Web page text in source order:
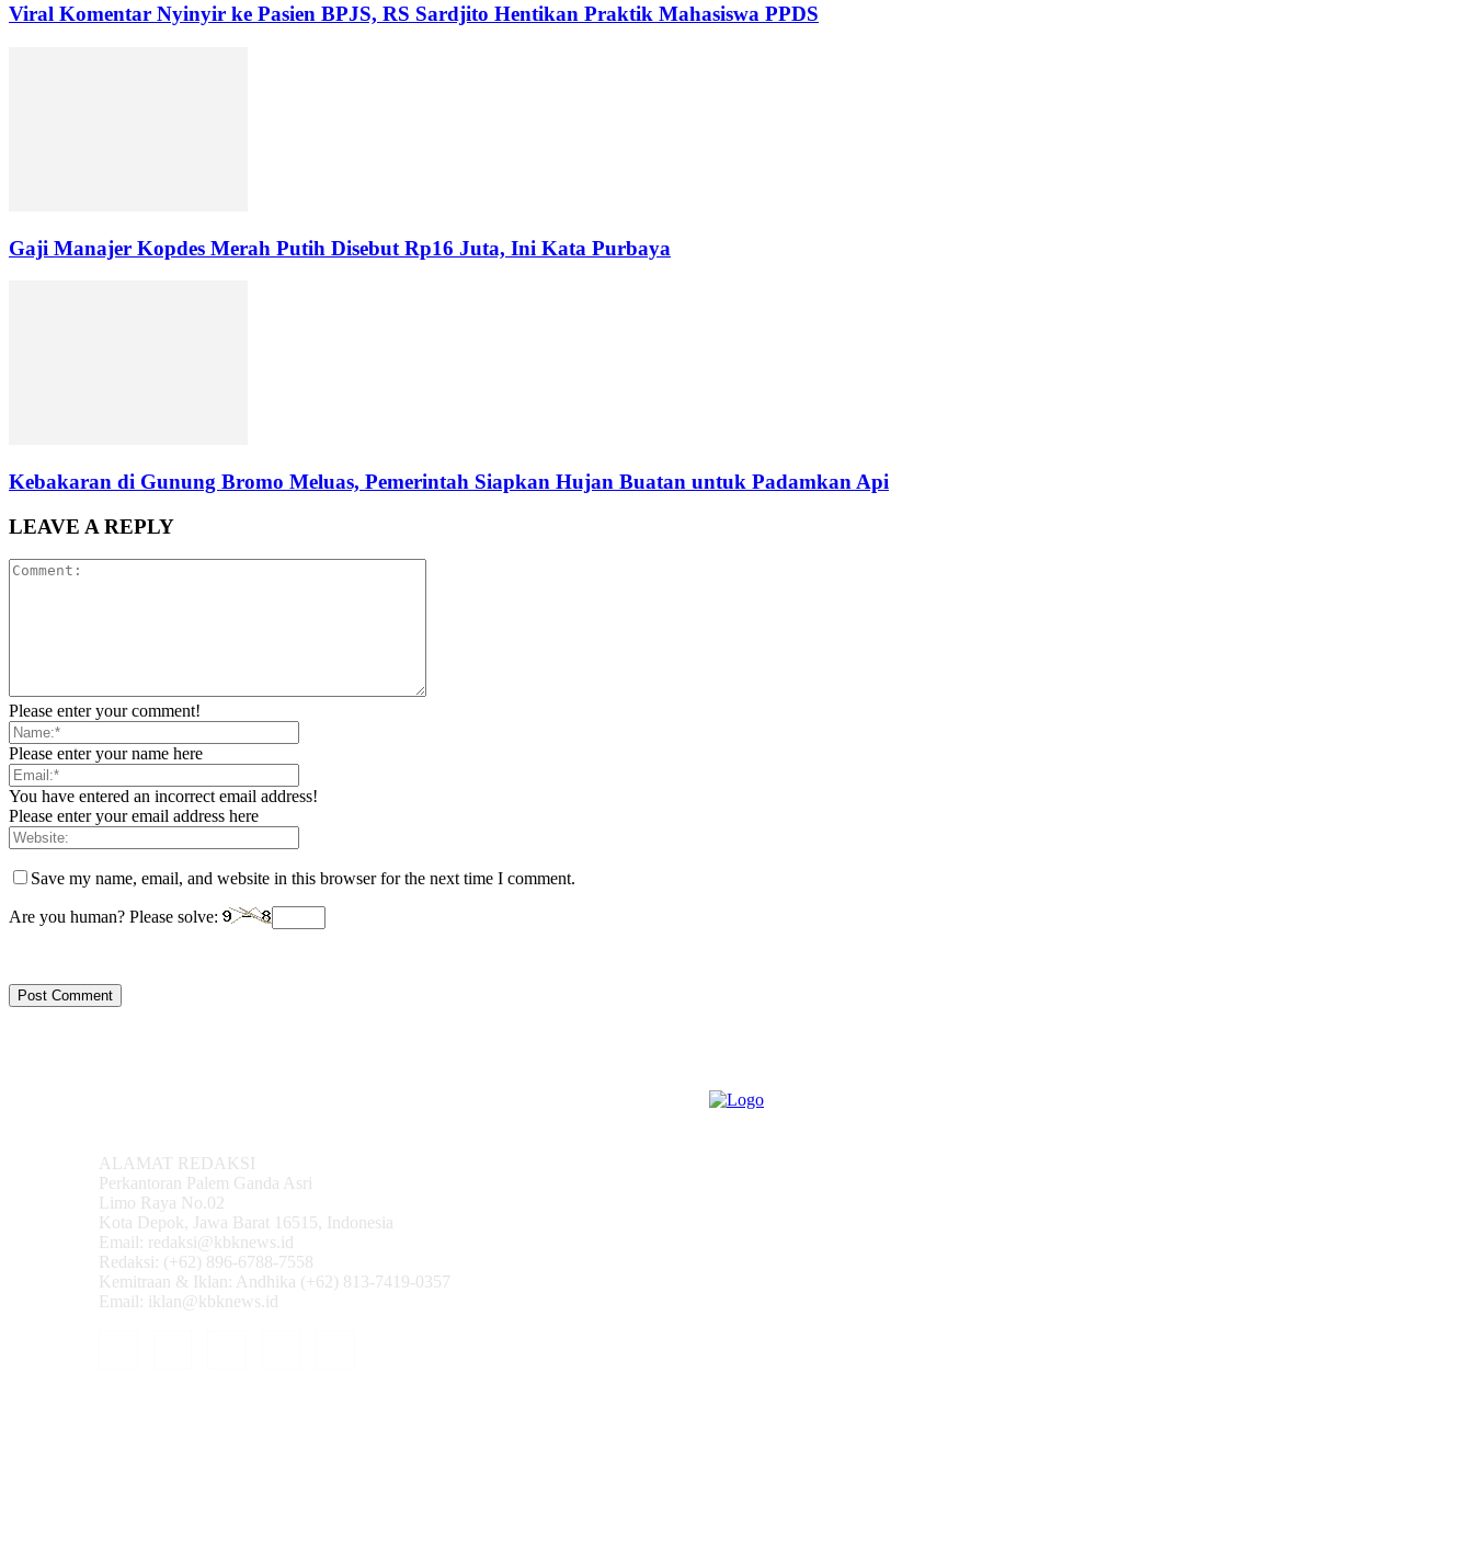
Viral Komentar Nyinyir ke Pasien BPJS, RS Sardjito Hentikan Praktik Mahasiswa PPDS
Gaji Manajer Kopdes Merah Putih Disebut Rp16 Juta, Ini Kata Purbaya
Kebakaran di Gunung Bromo Meluas, Pemerintah Siapkan Hujan Buatan untuk Padamkan Api
LEAVE A REPLY
Please enter your comment!
Please enter your name here
You have entered an incorrect email address!
Please enter your email address here
Save my name, email, and website in this browser for the next time I comment.
Are you human? Please solve:
ALAMAT REDAKSI
Perkantoran Palem Ganda Asri
Limo Raya No.02
Kota Depok, Jawa Barat 16515, Indonesia
Email: redaksi@kbknews.id
Redaksi: (+62) 896-6788-7558
Kemitraan & Iklan: Andhika (+62) 813-7419-0357
Email: iklan@kbknews.id